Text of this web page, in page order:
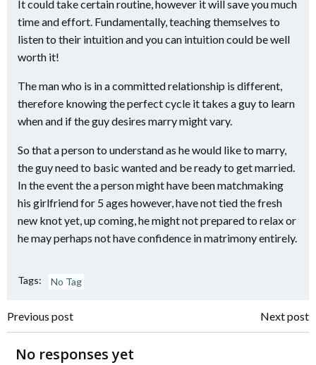
It could take certain routine, however it will save you much
time and effort. Fundamentally, teaching themselves to
listen to their intuition and you can intuition could be well
worth it!
The man who is in a committed relationship is different,
therefore knowing the perfect cycle it takes a guy to learn
when and if the guy desires marry might vary.
So that a person to understand as he would like to marry,
the guy need to basic wanted and be ready to get married.
In the event the a person might have been matchmaking
his girlfriend for 5 ages however, have not tied the fresh
new knot yet, up coming, he might not prepared to relax or
he may perhaps not have confidence in matrimony entirely.
Tags: No Tag
Navigazione
articoli
Previous post
Navigazione
Next post
No responses yet